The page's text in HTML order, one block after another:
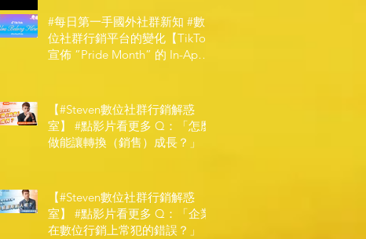
#每日第一手國外社群新知 #數
位社群行銷平台的變化【TikTok
宣佈 ”Pride Month” 的 In-App
【#Steven數位社群行銷解惑
室】 #點影片看更多​ Q：「怎麼
做能讓轉換（銷售）成長？」
【#Steven數位社群行銷解惑
室】 #點影片看更多​ Q：「企業
在數位行銷上常犯的錯誤？」